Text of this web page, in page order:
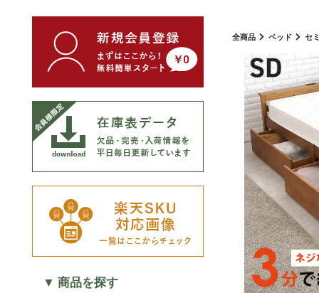
全商品 ベッド セ
▼ 商品を探す